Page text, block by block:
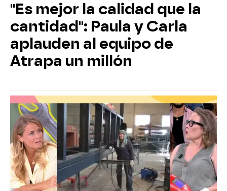
"Es mejor la calidad que la
cantidad": Paula y Carla
aplauden al equipo de
Atrapa un millón